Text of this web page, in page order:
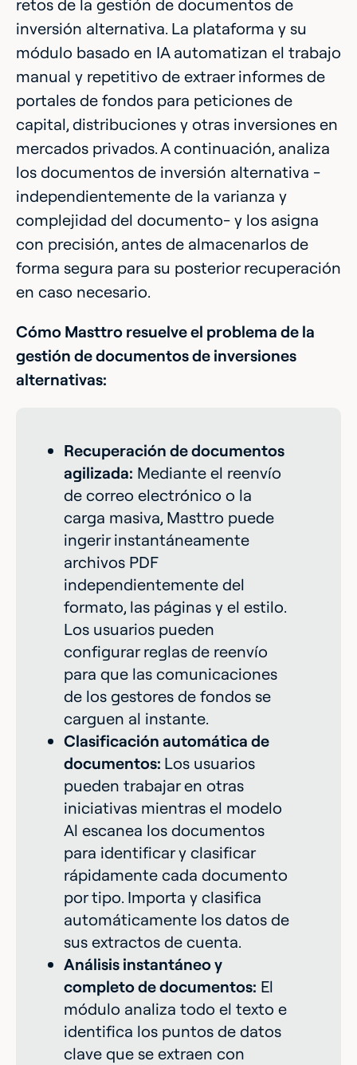
retos de la gestión de documentos de
inversión alternativa. La plataforma y su
módulo basado en IA automatizan el trabajo
manual y repetitivo de extraer informes de
portales de fondos para peticiones de
capital, distribuciones y otras inversiones en
mercados privados. A continuación, analiza
los documentos de inversión alternativa -
independientemente de la varianza y
complejidad del documento- y los asigna
con precisión, antes de almacenarlos de
forma segura para su posterior recuperación
en caso necesario.
Cómo Masttro resuelve el problema de la
gestión de documentos de inversiones
alternativas:
Recuperación de documentos
agilizada: Mediante el reenvío
de correo electrónico o la
carga masiva, Masttro puede
ingerir instantáneamente
archivos PDF
independientemente del
formato, las páginas y el estilo.
Los usuarios pueden
configurar reglas de reenvío
para que las comunicaciones
de los gestores de fondos se
carguen al instante.
Clasificación automática de
documentos: Los usuarios
pueden trabajar en otras
iniciativas mientras el modelo
Al escanea los documentos
para identificar y clasificar
rápidamente cada documento
por tipo. Importa y clasifica
automáticamente los datos de
sus extractos de cuenta.
Análisis instantáneo y
completo de documentos: El
módulo analiza todo el texto e
identifica los puntos de datos
clave que se extraen con